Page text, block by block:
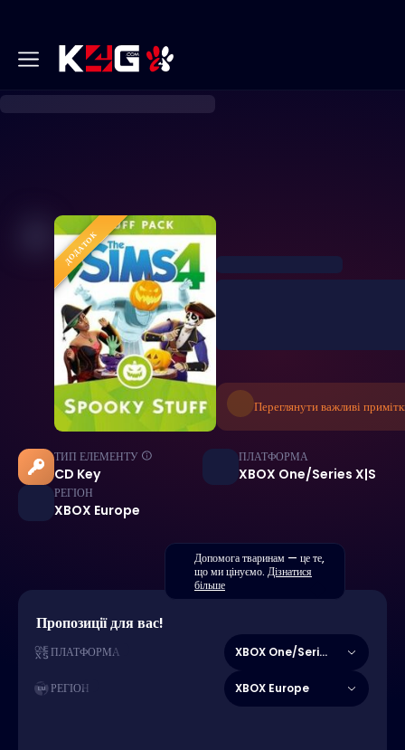
ДОДАТОК
Переглянути важливі
ТИП ЕЛЕМЕНТУ
CD Key
ПЛАТФОРМА
XBOX One/Series X|S
РЕГІОН
XBOX Europe
Допомога тваринам — це те,
що ми цінуємо. Дізнатися
більше
Пропозиції для вас!
ПЛАТФОРМА XBOX One/Series X|S
РЕГІОН XBOX Europe